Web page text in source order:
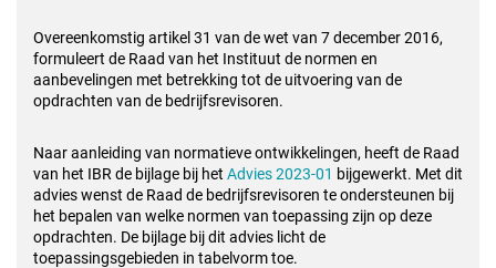
Overeenkomstig artikel 31 van de wet van 7 december 2016,
formuleert de Raad van het Instituut de normen en
aanbevelingen met betrekking tot de uitvoering van de
opdrachten van de bedrijfsrevisoren.
Naar aanleiding van normatieve ontwikkelingen, heeft de Raad
van het IBR de bijlage bij het Advies 2023-01 bijgewerkt. Met dit
advies wenst de Raad de bedrijfsrevisoren te ondersteunen bij
het bepalen van welke normen van toepassing zijn op deze
opdrachten. De bijlage bij dit advies licht de
toepassingsgebieden in tabelvorm toe.